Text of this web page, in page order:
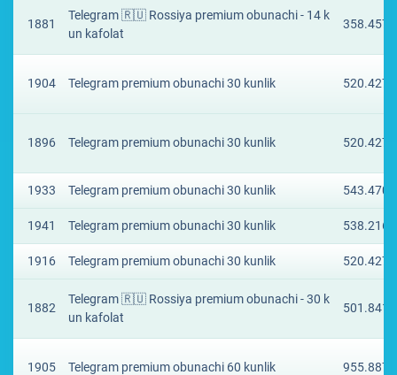
1881
Telegram 🇷🇺 Rossiya premium obunachi - 14 k
un kafolat
1904 Telegram premium obunachi 30 kunlik
1896 Telegram premium obunachi 30 kunlik
1933 Telegram premium obunachi 30 kunlik
1941 Telegram premium obunachi 30 kunlik
1916 Telegram premium obunachi 30 kunlik
1882
Telegram 🇷🇺 Rossiya premium obunachi - 30 k
un kafolat
501.841
1905 Telegram premium obunachi 60 kunlik